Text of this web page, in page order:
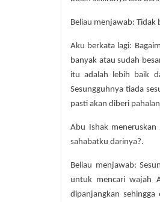
Beliau menjawab: Tidak
Aku berkata lagi:
banyak atau sudah
itu adalah lebih baik
Sesungguhnya tiada
pasti akan diberi
Abu Ishak
sahabatku darinya?.
Beliau menjawab:
untuk mencari wajah
dipanjangkan